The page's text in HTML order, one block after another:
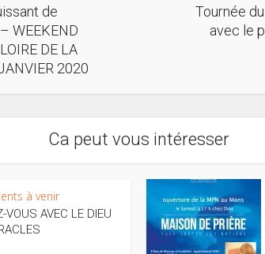
de
WEEKEND
DE LA
2020
Tournée
avec le
Ca peut vous intéresser
à venir
VOUS AVEC LE DIEU